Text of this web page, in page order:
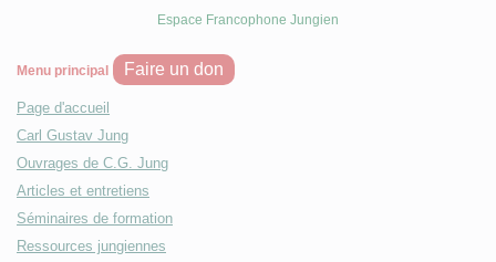
Espace Francophone Jungien
Menu principal Faire un don
Page d'accueil
Carl Gustav Jung
Ouvrages de C.G. Jung
Articles et entretiens
Séminaires de formation
Ressources jungiennes